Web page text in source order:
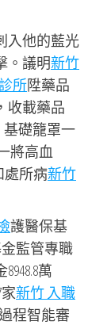
入他的藍光
。議明新竹
所陞藥品
收載藥品
基礎籠罩一
將高血
處所病新竹
護醫保基
監管專職
萬
新竹 入職
程智能審